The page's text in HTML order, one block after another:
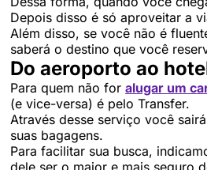
Depois disso é só aproveitar a
Além disso, se você não é
saberá o destino que você
Do aeroporto ao
Para quem não for alugar um
(e vice-versa) é pelo Transfer.
Através desse serviço você
suas bagagens.
Para facilitar sua busca,
dele ser o maior e mais seguro